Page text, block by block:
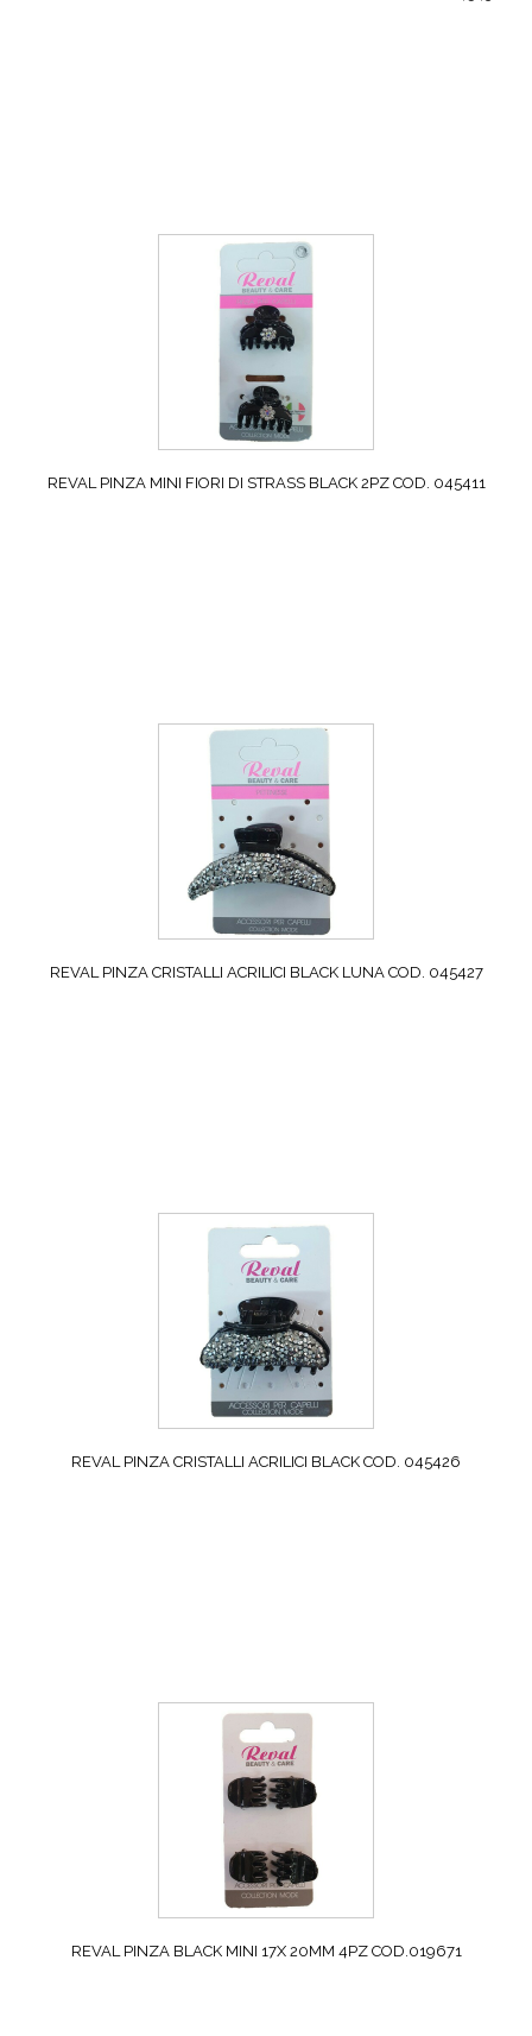
REVAL PINZA MINI FIORI DI STRASS BLACK 2PZ COD. 045411
REVAL PINZA CRISTALLI ACRILICI BLACK LUNA COD. 045427
REVAL PINZA CRISTALLI ACRILICI BLACK COD. 045426
REVAL PINZA BLACK MINI 17X 20MM 4PZ COD.019671